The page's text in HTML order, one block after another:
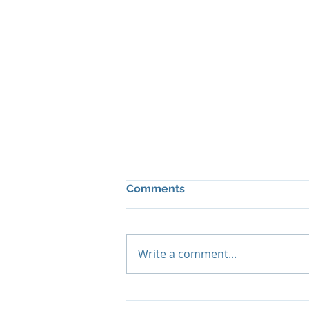
Comments
Write a comment...